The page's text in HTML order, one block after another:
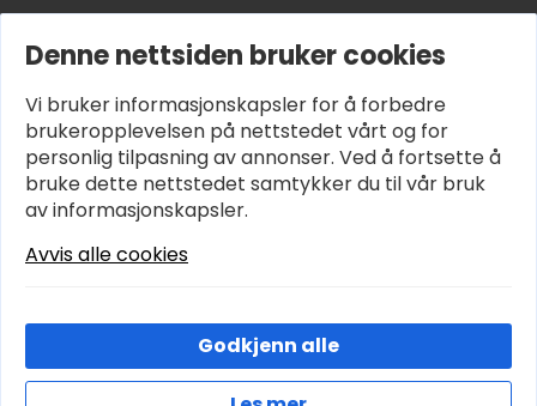
OM OSS
KJØPSVILKÅR OG BETINGELSER
PERSONVERN
Denne nettsiden bruker cookies
Vi bruker informasjonskapsler for å forbedre
brukeropplevelsen på nettstedet vårt og for
personlig tilpasning av annonser. Ved å fortsette å
bruke dette nettstedet samtykker du til vår bruk
av informasjonskapsler.
Avvis alle cookies
Godkjenn alle